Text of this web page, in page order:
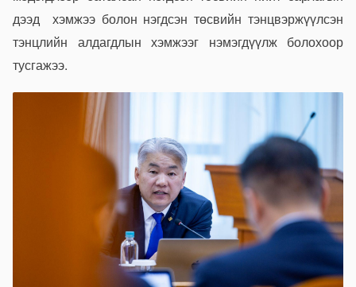
дээд хэмжээ болон нэгдсэн төсвийн тэнцвэржүүлсэн
тэнцлийн алдагдлын хэмжээг нэмэгдүүлж болохоор
тусгажээ.